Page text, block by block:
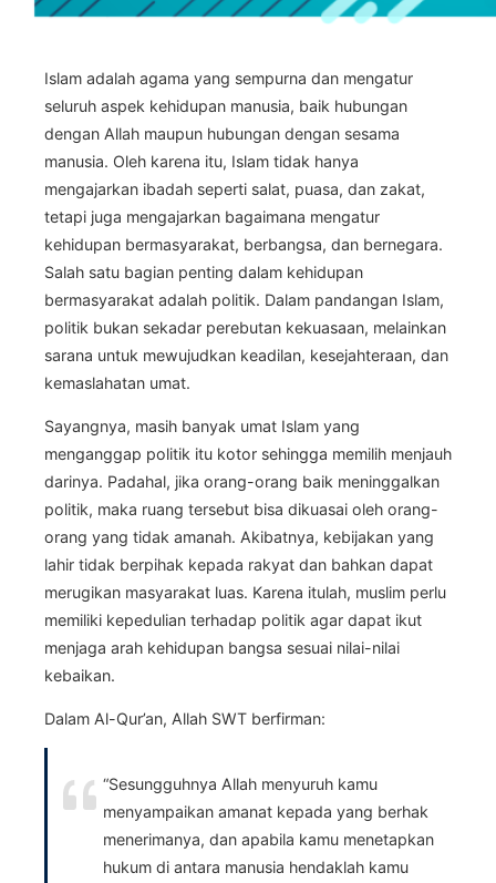
Islam adalah agama yang sempurna dan mengatur
seluruh aspek kehidupan manusia, baik hubungan
dengan Allah maupun hubungan dengan sesama
manusia. Oleh karena itu, Islam tidak hanya
mengajarkan ibadah seperti salat, puasa, dan zakat,
tetapi juga mengajarkan bagaimana mengatur
kehidupan bermasyarakat, berbangsa, dan bernegara.
Salah satu bagian penting dalam kehidupan
bermasyarakat adalah politik. Dalam pandangan Islam,
politik bukan sekadar perebutan kekuasaan, melainkan
sarana untuk mewujudkan keadilan, kesejahteraan, dan
kemaslahatan umat.
Sayangnya, masih banyak umat Islam yang
menganggap politik itu kotor sehingga memilih menjauh
darinya. Padahal, jika orang-orang baik meninggalkan
politik, maka ruang tersebut bisa dikuasai oleh orang-
orang yang tidak amanah. Akibatnya, kebijakan yang
lahir tidak berpihak kepada rakyat dan bahkan dapat
merugikan masyarakat luas. Karena itulah, muslim perlu
memiliki kepedulian terhadap politik agar dapat ikut
menjaga arah kehidupan bangsa sesuai nilai-nilai
kebaikan.
Dalam Al-Qur’an, Allah SWT berfirman:
“Sesungguhnya Allah menyuruh kamu
menyampaikan amanat kepada yang berhak
menerimanya, dan apabila kamu menetapkan
hukum di antara manusia hendaklah kamu